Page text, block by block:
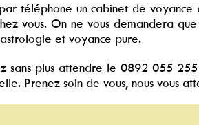
téléphone un cabinet de voyance
vous. On ne vous demandera
et voyance pure.
sans plus attendre le 0892 055
Prenez soin de vous, nous vous